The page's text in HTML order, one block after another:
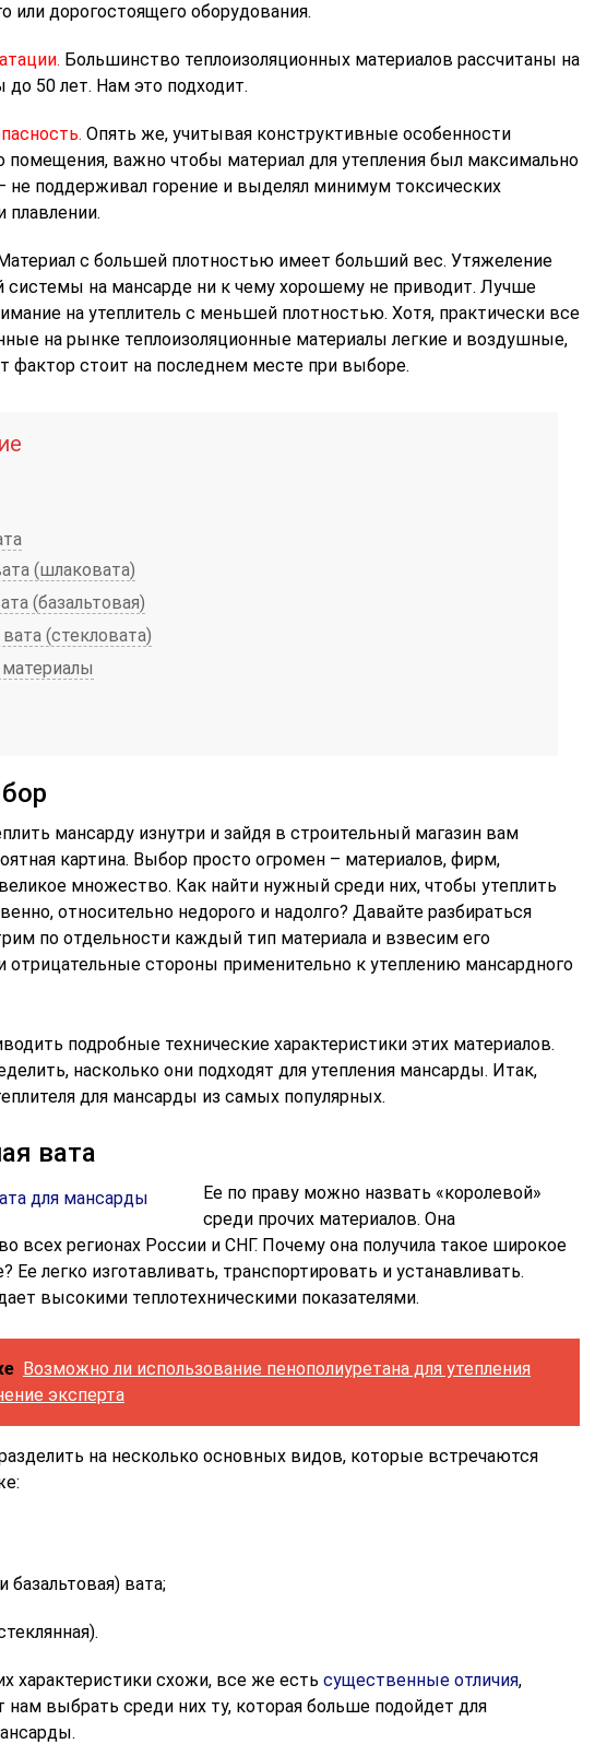
или дорогостоящего оборудования.
Большинство теплоизоляционных материалов рассчитаны на
50 лет. Нам это подходит.
Опять же, учитывая конструктивные особенности
помещения, важно чтобы материал для утепления был максимально
не поддерживал горение и выделял минимум токсических
плавлении.
с большей плотностью имеет больший вес. Утяжеление
системы на мансарде ни к чему хорошему не приводит. Лучше
на утеплитель с меньшей плотностью. Хотя, практически все
на рынке теплоизоляционные материалы легкие и воздушные,
фактор стоит на последнем месте при выборе.
(шлаковата)
(базальтовая)
(стекловата)
мансарду изнутри и зайдя в строительный магазин вам
картина. Выбор просто огромен – материалов, фирм,
множество. Как найти нужный среди них, чтобы утеплить
относительно недорого и надолго? Давайте разбираться
по отдельности каждый тип материала и взвесим его
отрицательные стороны применительно к утеплению мансардного
подробные технические характеристики этих материалов.
насколько они подходят для утепления мансарды. Итак,
для мансарды из самых популярных.
вата
Ее по праву можно назвать «королевой»
среди прочих материалов. Она
всех регионах России и СНГ. Почему она получила такое широкое
Ее легко изготавливать, транспортировать и устанавливать.
высокими теплотехническими показателями.
Возможно ли использование пенополиуретана для утепления
эксперта
на несколько основных видов, которые встречаются
базальтовая) вата;
характеристики схожи, все же есть существенные отличия,
нам выбрать среди них ту, которая больше подойдет для